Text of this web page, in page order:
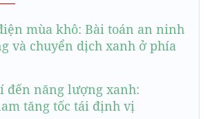
mùa khô: Bài toán an ninh
và chuyển dịch xanh ở phía
đến năng lượng xanh:
tăng tốc tái định vị